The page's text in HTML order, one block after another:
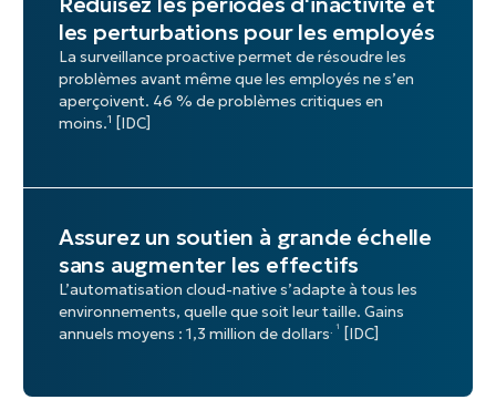
les perturbations pour les employés
La surveillance proactive permet de résoudre les
problèmes avant même que les employés ne s’en
aperçoivent. 46 % de problèmes critiques en
moins.1 [IDC]
Assurez un soutien à grande échelle
sans augmenter les effectifs
L’automatisation cloud-native s’adapte à tous les
environnements, quelle que soit leur taille. Gains
annuels moyens : 1,3 million de dollars. ¹ [IDC]